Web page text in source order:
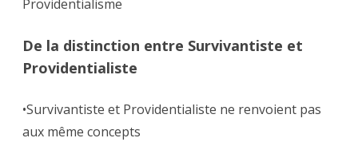
Providentialisme
De la distinction entre Survivantiste et
Providentialiste
•Survivantiste et Providentialiste ne renvoient pas
aux même concepts